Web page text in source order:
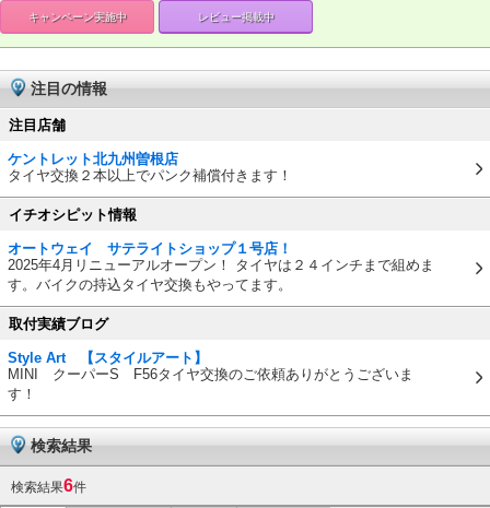
キャンペーン実施中 レビュー掲載中
注目の情報
注目店舗
ケントレット北九州曽根店
タイヤ交換２本以上でパンク補償付きます！
イチオシピット情報
オートウェイ サテライトショップ１号店！
2025年4月リニューアルオープン！ タイヤは２４インチまで組めま
す。バイクの持込タイヤ交換もやってます。
取付実績ブログ
Style Art 【スタイルアート】
MINI クーパーS F56タイヤ交換のご依頼ありがとうございま
す！
検索結果
検索結果6件